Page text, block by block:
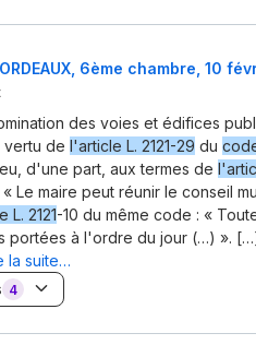
6ème chambre, 10
des voies et édifices
vertu de l'article L. 2121-29 du
d'une part, aux termes de
« Le maire peut réunir le conseil
L. 2121-10 du même code : «
portées à l'ordre du jour (…) ».
la suite…
4